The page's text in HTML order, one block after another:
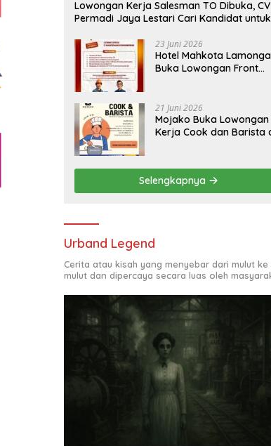
Lowongan Kerja Salesman TO Dibuka, CV
Permadi Jaya Lestari Cari Kandidat untuk
23 Juni 2026
Hotel Mahkota
Buka Lowongan Front
Syaratnya
21 Juni 2026
Mojako Buka Lowongan
Kerja Cook dan Barista
Selengkapnya
Urband Legend
Cerita atau kisah yang menyebar dari mulut ke
mulut dan dipercaya secara luas oleh